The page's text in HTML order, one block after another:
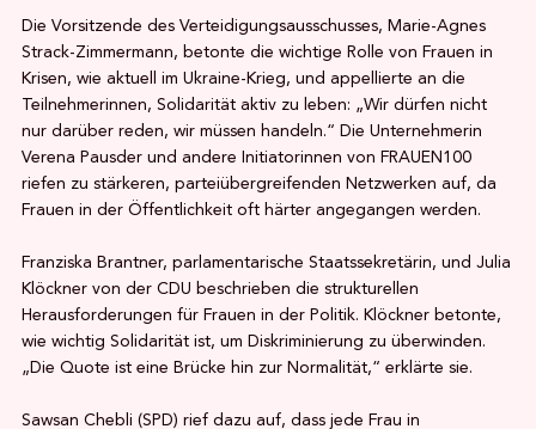
Die Vorsitzende des Verteidigungsausschusses, Marie-Agnes
Strack-Zimmermann, betonte die wichtige Rolle von Frauen in
Krisen, wie aktuell im Ukraine-Krieg, und appellierte an die
Teilnehmerinnen, Solidarität aktiv zu leben: „Wir dürfen nicht
nur darüber reden, wir müssen handeln.“ Die Unternehmerin
Verena Pausder und andere Initiatorinnen von FRAUEN100
riefen zu stärkeren, parteiübergreifenden Netzwerken auf, da
Frauen in der Öffentlichkeit oft härter angegangen werden.
Franziska Brantner, parlamentarische Staatssekretärin, und Julia
Klöckner von der CDU beschrieben die strukturellen
Herausforderungen für Frauen in der Politik. Klöckner betonte,
wie wichtig Solidarität ist, um Diskriminierung zu überwinden.
„Die Quote ist eine Brücke hin zur Normalität,“ erklärte sie.
Sawsan Chebli (SPD) rief dazu auf, dass jede Frau in